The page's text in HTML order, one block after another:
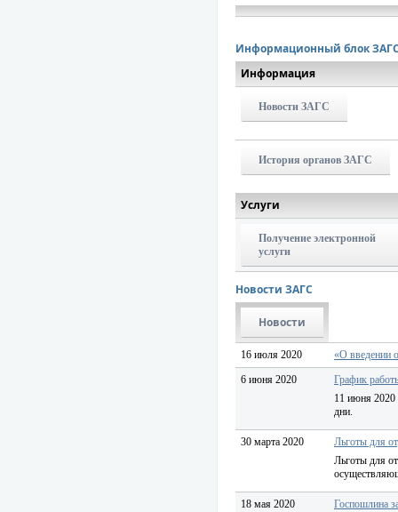
Информационный блок
Информация
Новости ЗАГС
История органов ЗАГС
Услуги
Получение электронной
услуги
Новости ЗАГС
Новости
16 июля 2020
«О введении
6 июня 2020
График
11 июня 2020
дни.
30 марта 2020
Льготы для
Льготы для
18 мая 2020 Госпошлина